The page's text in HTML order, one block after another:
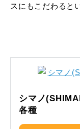
スにもこだわると
シマノ
各種